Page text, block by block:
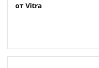
от Vitra